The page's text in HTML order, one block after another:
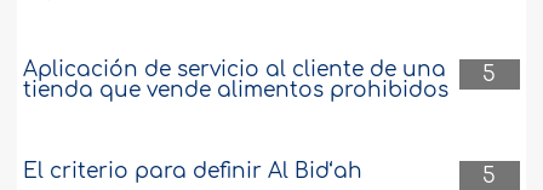
5
Aplicación de servicio al cliente de una
tienda que vende alimentos prohibidos
5
El criterio para definir Al Bid‘ah